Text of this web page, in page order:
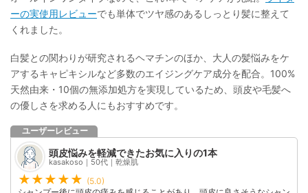
ーの実使用レビューでも単体でツヤ感のあるしっとり髪に整えて
くれました。
白髪との関わりが研究されるヘマチンのほか、大人の髪悩みをケ
アするキャピキシルなど多数のエイジングケア成分を配合。100%
天然由来・10個の無添加処方を実現しているため、頭皮や毛髪へ
の優しさを求める人にもおすすめです。
ユーザーレビュー
頭皮悩みを軽減できたお気に入りの1本
kasakoso｜50代｜乾燥肌
(5.0)